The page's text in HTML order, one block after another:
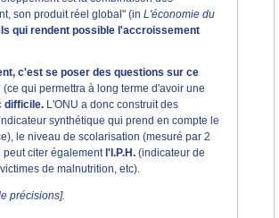
son produit réel global" (in L'économie du
qui rendent possible l'accroissement
c'est se poser des questions sur ce
qui permettra à long terme d'avoir une
difficile.
L'ONU a donc construit des
synthétique qui prend en compte le
le niveau de scolarisation (mesuré par 2
peut citer également l'I.P.H.(indicateur de
de malnutrition, etc).
précisions].